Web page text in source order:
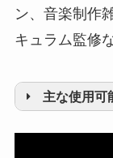
ン、音楽制作
キュラム監修
主な使用可